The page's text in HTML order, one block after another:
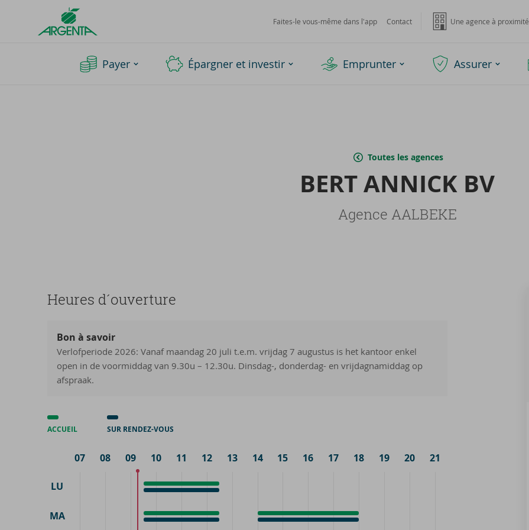
Argenta
Homepage
Faites-le vous-même dans l'app Contact Une agence à proximité
Payer Épargner et investir Emprunter Assurer
Toutes les agences
BERT AN­NICK BV
Agence AALBEKE
Heures d´ou­ver­ture
Bon à savoir
Verlofperiode 2026: Vanaf maandag 20 juli t.e.m. vrijdag 7 augustus is het kantoor enkel
open in de voormiddag van 9.30u – 12.30u. Dinsdag-, donderdag- en vrijdagnamiddag op
afspraak.
ACCUEIL SUR RENDEZ-VOUS
07 08 09 10 11 12 13 14 15 16 17 18 19 20 21
LU Accueil
9:30
12:30
Sur
vous
9:30
12:30
MA Accueil
9:30
Accueil
14:00
Sur
9:30
Sur
14:00